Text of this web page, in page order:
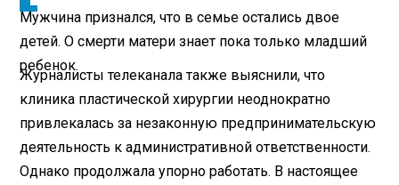
Мужчина признался, что в семье остались двое
детей. О смерти матери знает пока только младший
ребенок.
Журналисты телеканала также выяснили, что
клиника пластической хирургии неоднократно
привлекалась за незаконную предпринимательскую
деятельность к административной ответственности.
Однако продолжала упорно работать. В настоящее